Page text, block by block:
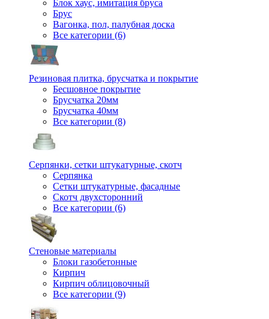
Блок хаус, имитация бруса
Брус
Вагонка, пол, палубная доска
Все категории (6)
Резиновая плитка, брусчатка и покрытие
Бесшовное покрытие
Брусчатка 20мм
Брусчатка 40мм
Все категории (8)
Серпянки, сетки штукатурные, скотч
Серпянка
Сетки штукатурные, фасадные
Скотч двухсторонний
Все категории (6)
Стеновые материалы
Блоки газобетонные
Кирпич
Кирпич облицовочный
Все категории (9)